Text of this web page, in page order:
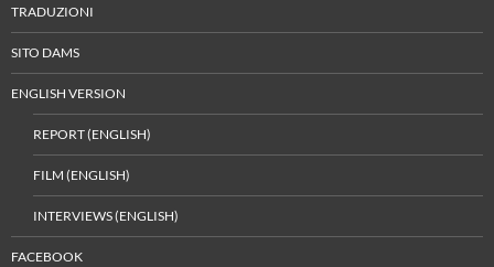
TRADUZIONI
SITO DAMS
ENGLISH VERSION
REPORT (ENGLISH)
FILM (ENGLISH)
INTERVIEWS (ENGLISH)
FACEBOOK